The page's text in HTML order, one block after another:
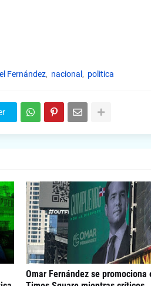
Fernández nacional politica
Omar Fernández se promociona